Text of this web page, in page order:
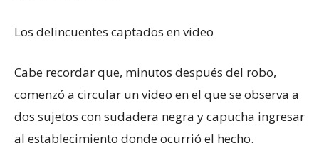
Los delincuentes captados en video
Cabe recordar que, minutos después del robo,
comenzó a circular un video en el que se observa a
dos sujetos con sudadera negra y capucha ingresar
al establecimiento donde ocurrió el hecho.